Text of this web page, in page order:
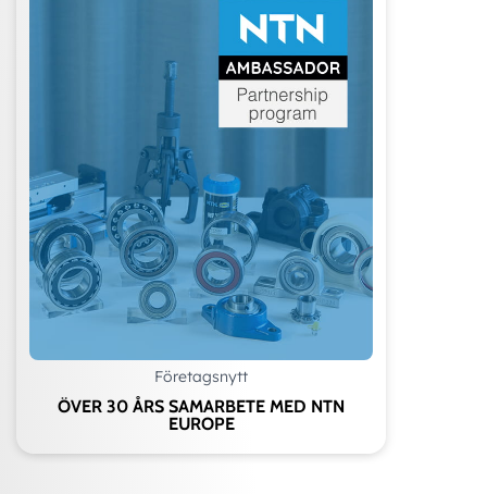
Företagsnytt
ÖVER 30 ÅRS SAMARBETE MED NTN
EUROPE